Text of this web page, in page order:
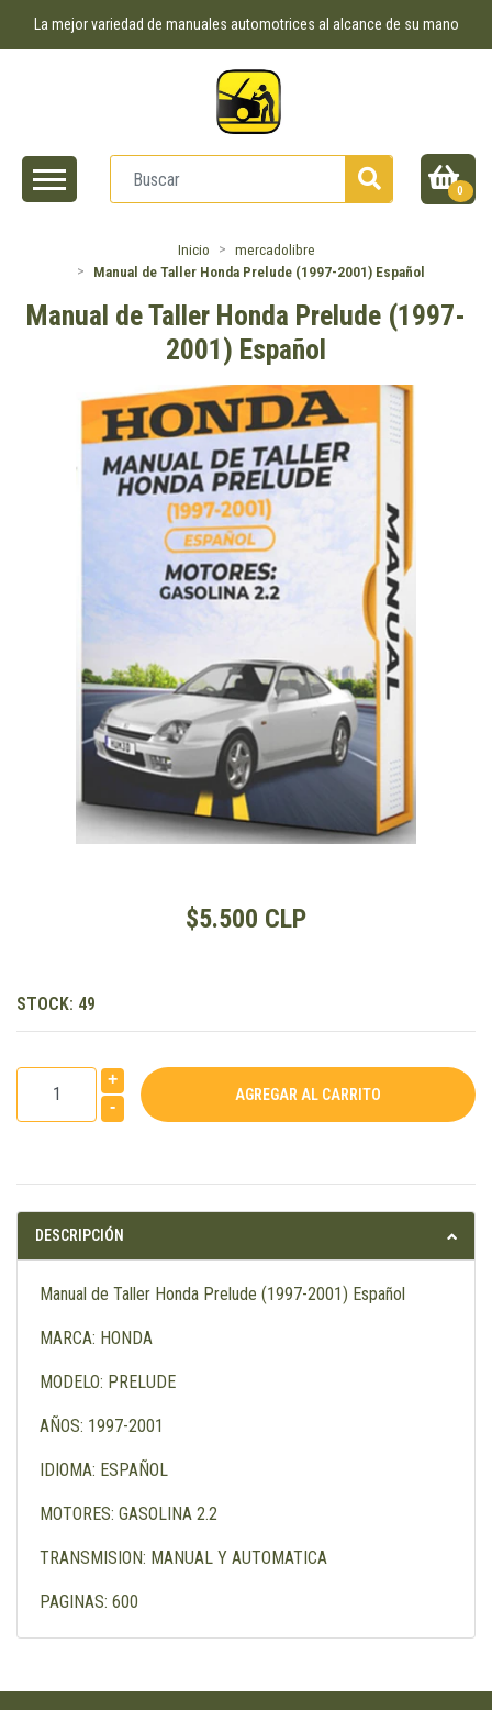
La mejor variedad de manuales automotrices al alcance de su mano
0
Inicio
mercadolibre
Manual de Taller Honda Prelude (1997-2001) Español
Manual de Taller Honda Prelude (1997-
2001) Español
$5.500 CLP
STOCK: 49
+
-
DESCRIPCIÓN
Manual de Taller Honda Prelude (1997-2001) Español
MARCA: HONDA
MODELO: PRELUDE
AÑOS: 1997-2001
IDIOMA: ESPAÑOL
MOTORES: GASOLINA 2.2
TRANSMISION: MANUAL Y AUTOMATICA
PAGINAS: 600